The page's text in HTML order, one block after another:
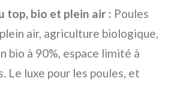
top, bio et plein air : Poules
air, agriculture biologique,
bio à 90%, espace limité à
Le luxe pour les poules, et